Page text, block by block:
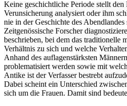
Keine geschichtliche Periode stellt
Verunsicherung analysiert oder ihm
nie in der Geschichte des
Zeitgenössische Forscher
beschrieben, bei dem das traditionelle
Verhältnis zu sich und welche
Anhand des auflagenstärksten
problematisiert werden sowie mit
Antike ist der Verfasser bestrebt
Dabei scheint ein Unterschied
sich um die Frauen. Damit sind